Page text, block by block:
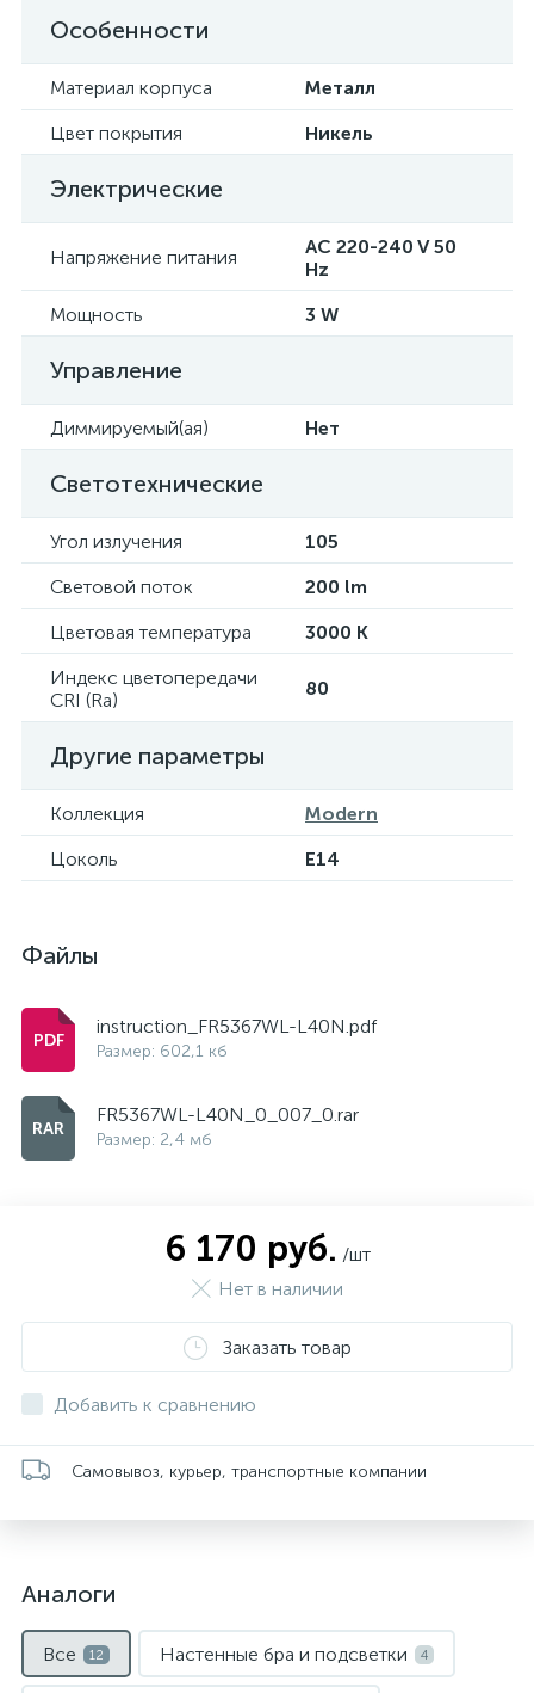
Особенности
Материал корпуса
Металл
Цвет покрытия
Никель
Электрические
Напряжение питания
AC 220-240 V 50
Hz
Мощность
3 W
Управление
Диммируемый(ая) Нет
Светотехнические
Угол излучения
105
Световой поток
200 lm
Цветовая температура
3000 K
Индекс цветопередачи
CRI (Ra)
80
Другие параметры
Коллекция
Modern
Цоколь
E14
Файлы
instruction_FR5367WL-L40N.pdf
Размер: 602,1 кб
FR5367WL-L40N_0_007_0.rar
Размер: 2,4 мб
6 170 руб. /шт
Нет в наличии
Заказать товар
Добавить к сравнению
Самовывоз, курьер, транспортные компании
Аналоги
Все 12 Настенные бра и подсветки 4